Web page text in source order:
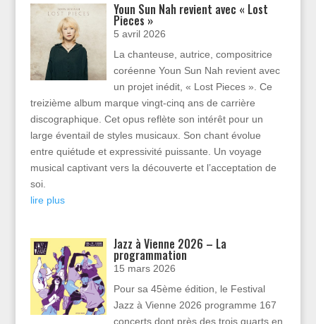
Youn Sun Nah revient avec « Lost
Pieces »
5 avril 2026
La chanteuse, autrice, compositrice
coréenne Youn Sun Nah revient avec
un projet inédit, « Lost Pieces ». Ce
treizième album marque vingt-cinq ans de carrière
discographique. Cet opus reflète son intérêt pour un
large éventail de styles musicaux. Son chant évolue
entre quiétude et expressivité puissante. Un voyage
musical captivant vers la découverte et l’acceptation de
soi.
lire plus
Jazz à Vienne 2026 – La
programmation
15 mars 2026
Pour sa 45ème édition, le Festival
Jazz à Vienne 2026 programme 167
concerts dont près des trois quarts en